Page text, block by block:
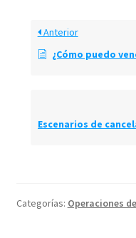
Anterior
¿Cómo puedo
Categorías: Operaciones